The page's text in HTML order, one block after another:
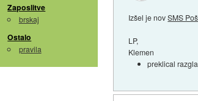
Zaposlitve
brskaj
Ostalo
pravila
Izšel je novSMS
LP,
Klemen
preklical